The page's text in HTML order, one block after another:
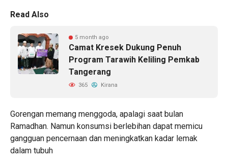
Read Also
5 month ago
Camat Kresek Dukung Penuh
Program Tarawih Keliling Pemkab
Tangerang
365 Kirana
Gorengan memang menggoda, apalagi saat bulan
Ramadhan. Namun konsumsi berlebihan dapat memicu
gangguan pencernaan dan meningkatkan kadar lemak
dalam tubuh